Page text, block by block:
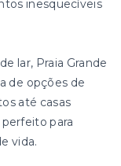
inesquecíveis
lar, Praia Grande
de opções de
até casas
para
vida.